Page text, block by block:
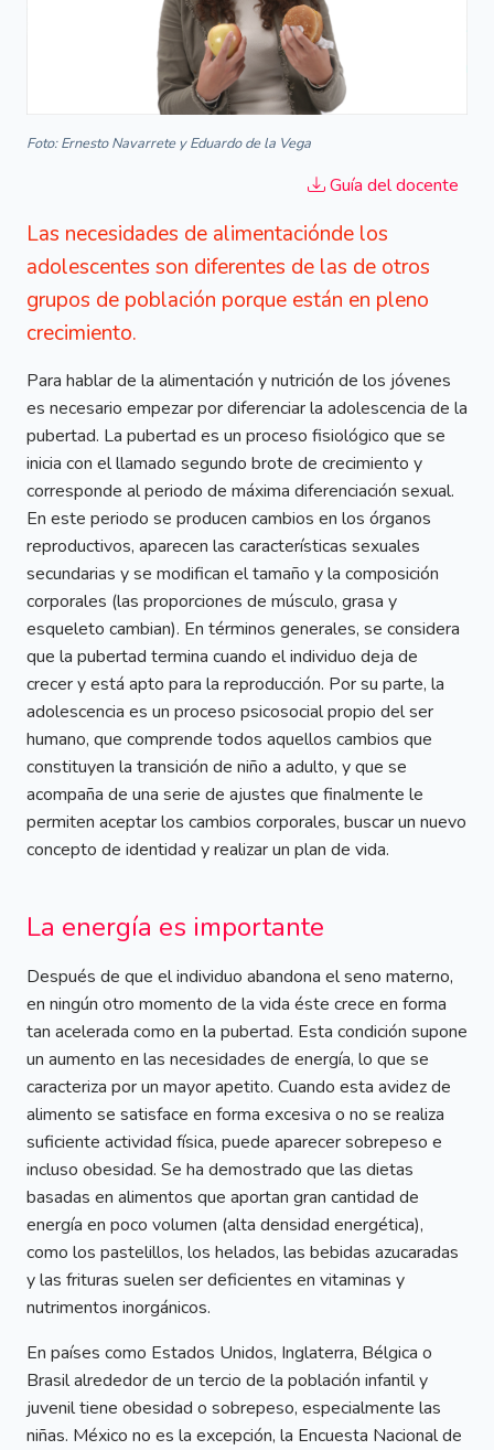
Foto: Ernesto Navarrete y Eduardo de la Vega
Guía del docente
Las necesidades de alimentaciónde los
adolescentes son diferentes de las de otros
grupos de población porque están en pleno
crecimiento.
Para hablar de la alimentación y nutrición de los jóvenes
es necesario empezar por diferenciar la adolescencia de la
pubertad. La pubertad es un proceso fisiológico que se
inicia con el llamado segundo brote de crecimiento y
corresponde al periodo de máxima diferenciación sexual.
En este periodo se producen cambios en los órganos
reproductivos, aparecen las características sexuales
secundarias y se modifican el tamaño y la composición
corporales (las proporciones de músculo, grasa y
esqueleto cambian). En términos generales, se considera
que la pubertad termina cuando el individuo deja de
crecer y está apto para la reproducción. Por su parte, la
adolescencia es un proceso psicosocial propio del ser
humano, que comprende todos aquellos cambios que
constituyen la transición de niño a adulto, y que se
acompaña de una serie de ajustes que finalmente le
permiten aceptar los cambios corporales, buscar un nuevo
concepto de identidad y realizar un plan de vida.
La energía es importante
Después de que el individuo abandona el seno materno,
en ningún otro momento de la vida éste crece en forma
tan acelerada como en la pubertad. Esta condición supone
un aumento en las necesidades de energía, lo que se
caracteriza por un mayor apetito. Cuando esta avidez de
alimento se satisface en forma excesiva o no se realiza
suficiente actividad física, puede aparecer sobrepeso e
incluso obesidad. Se ha demostrado que las dietas
basadas en alimentos que aportan gran cantidad de
energía en poco volumen (alta densidad energética),
como los pastelillos, los helados, las bebidas azucaradas
y las frituras suelen ser deficientes en vitaminas y
nutrimentos inorgánicos.
En países como Estados Unidos, Inglaterra, Bélgica o
Brasil alrededor de un tercio de la población infantil y
juvenil tiene obesidad o sobrepeso, especialmente las
niñas. México no es la excepción, la Encuesta Nacional de